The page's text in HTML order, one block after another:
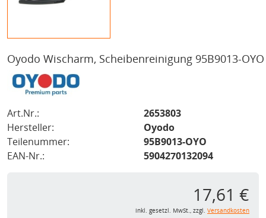
Oyodo Wischarm, Scheibenreinigung 95B9013-OYO
Art.Nr.:
2653803
Hersteller:
Oyodo
Teilenummer:
95B9013-OYO
EAN-Nr.:
5904270132094
17,61 €
inkl. gesetzl. MwSt., zzgl. Versandkosten